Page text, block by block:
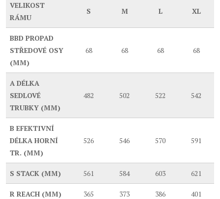
VELIKOST
RÁMU
S M L XL
BBD PROPAD
STŘEDOVÉ OSY
(MM)
68 68 68 68
A DÉLKA
SEDLOVÉ
TRUBKY (MM)
482 502 522 542
B EFEKTIVNÍ
DÉLKA HORNÍ
TR. (MM)
526 546 570 591
S STACK (MM) 561 584 603 621
R REACH (MM) 365 373 386 401